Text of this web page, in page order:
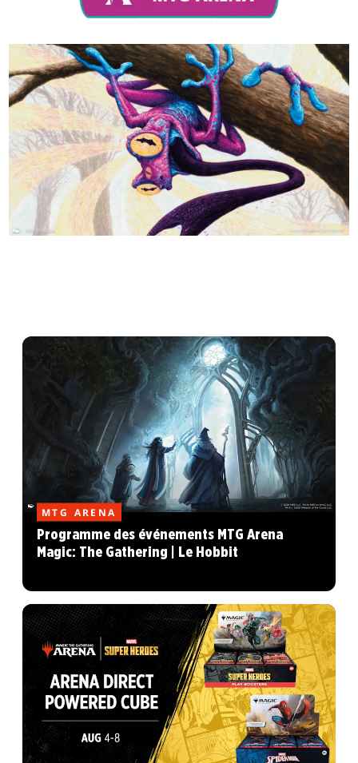
MTG ARENA
Programme des événements MTG Arena
Magic: The Gathering | Le Hobbit